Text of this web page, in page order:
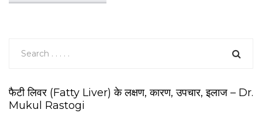
फैटी लिवर (Fatty Liver) के लक्षण, कारण, उपचार, इलाज – Dr.
Mukul Rastogi